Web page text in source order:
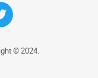
© 2024.